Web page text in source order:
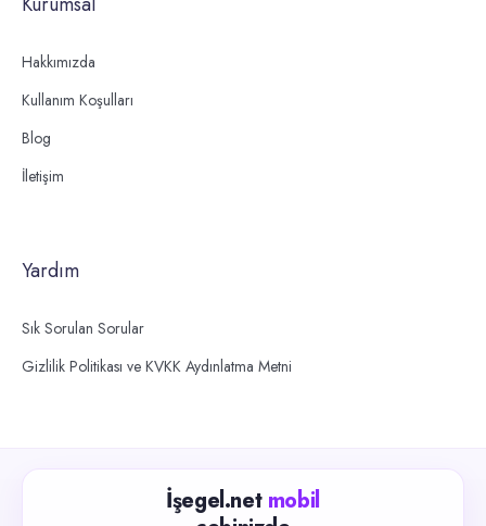
Hakkımızda
Kullanım Koşulları
Blog
İletişim
Yardım
Sık Sorulan Sorular
Gizlilik Politikası ve KVKK Aydınlatma Metni
İşegel.net mobil